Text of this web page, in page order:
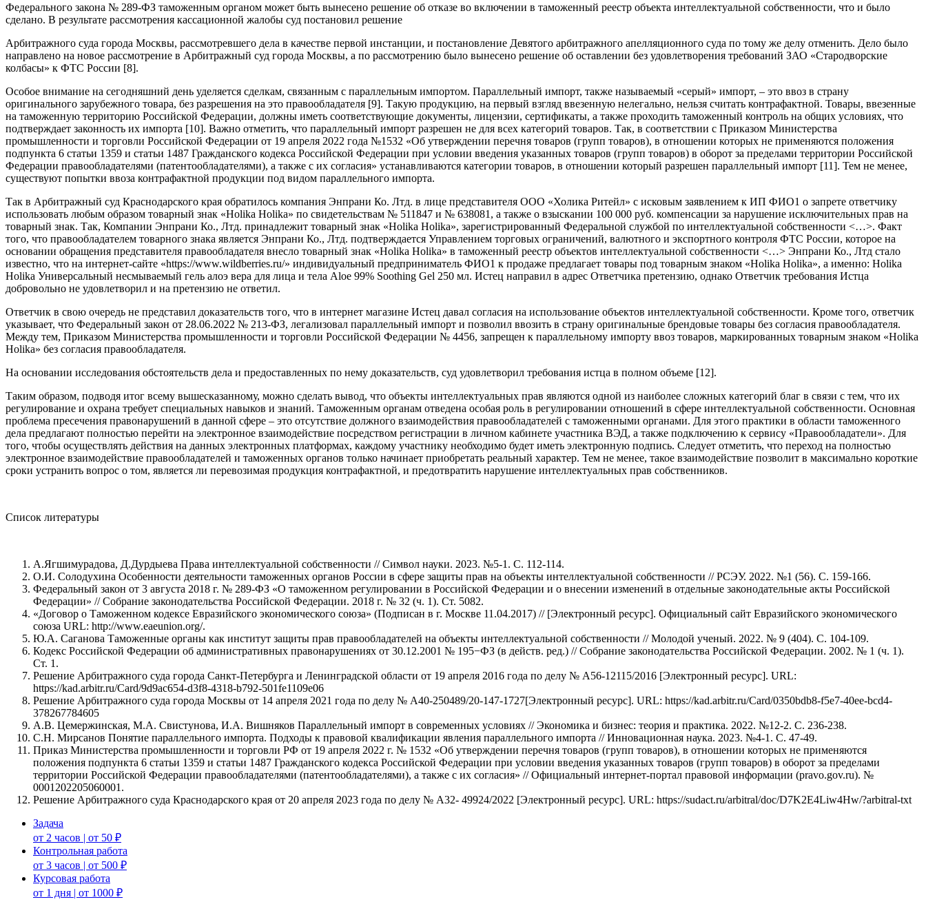
Федерального закона № 289-ФЗ таможенным органом может быть вынесено решение об отказе во включении в таможенный реестр объекта интеллектуальной собственности, что и было
сделано. В результате рассмотрения кассационной жалобы суд постановил решение
Арбитражного суда города Москвы, рассмотревшего дела в качестве первой инстанции, и постановление Девятого арбитражного апелляционного суда по тому же делу отменить. Дело было
направлено на новое рассмотрение в Арбитражный суд города Москвы, а по рассмотрению было вынесено решение об оставлении без удовлетворения требований ЗАО «Стародворские
колбасы» к ФТС России [8].
Особое внимание на сегодняшний день уделяется сделкам, связанным с параллельным импортом. Параллельный импорт, также называемый «серый» импорт, – это ввоз в страну
оригинального зарубежного товара, без разрешения на это правообладателя [9]. Такую продукцию, на первый взгляд ввезенную нелегально, нельзя считать контрафактной. Товары, ввезенные
на таможенную территорию Российской Федерации, должны иметь соответствующие документы, лицензии, сертификаты, а также проходить таможенный контроль на общих условиях, что
подтверждает законность их импорта [10]. Важно отметить, что параллельный импорт разрешен не для всех категорий товаров. Так, в соответствии с Приказом Министерства
промышленности и торговли Российской Федерации от 19 апреля 2022 года №1532 «Об утверждении перечня товаров (групп товаров), в отношении которых не применяются положения
подпункта 6 статьи 1359 и статьи 1487 Гражданского кодекса Российской Федерации при условии введения указанных товаров (групп товаров) в оборот за пределами территории Российской
Федерации правообладателями (патентообладателями), а также с их согласия» устанавливаются категории товаров, в отношении который разрешен параллельный импорт [11]. Тем не менее,
существуют попытки ввоза контрафактной продукции под видом параллельного импорта.
Так в Арбитражный суд Краснодарского края обратилось компания Энпрани Ко. Лтд. в лице представителя ООО «Холика Ритейл» с исковым заявлением к ИП ФИО1 о запрете ответчику
использовать любым образом товарный знак «Holika Holika» по свидетельствам № 511847 и № 638081, а также о взыскании 100 000 руб. компенсации за нарушение исключительных прав на
товарный знак. Так, Компании Энпрани Ко., Лтд. принадлежит товарный знак «Holika Holika», зарегистрированный Федеральной службой по интеллектуальной собственности <…>. Факт
того, что правообладателем товарного знака является Энпрани Ко., Лтд. подтверждается Управлением торговых ограничений, валютного и экспортного контроля ФТС России, которое на
основании обращения представителя правообладателя внесло товарный знак «Holika Holika» в таможенный реестр объектов интеллектуальной собственности <…> Энпрани Ко., Лтд стало
известно, что на интернет-сайте «https://www.wildberries.ru/» индивидуальный предприниматель ФИО1 к продаже предлагает товары под товарным знаком «Holika Holika», а именно: Holika
Holika Универсальный несмываемый гель алоэ вера для лица и тела Aloe 99% Soothing Gel 250 мл. Истец направил в адрес Ответчика претензию, однако Ответчик требования Истца
добровольно не удовлетворил и на претензию не ответил.
Ответчик в свою очередь не представил доказательств того, что в интернет магазине Истец давал согласия на использование объектов интеллектуальной собственности. Кроме того, ответчик
указывает, что Федеральный закон от 28.06.2022 № 213-ФЗ, легализовал параллельный импорт и позволил ввозить в страну оригинальные брендовые товары без согласия правообладателя.
Между тем, Приказом Министерства промышленности и торговли Российской Федерации № 4456, запрещен к параллельному импорту ввоз товаров, маркированных товарным знаком «Holika
Holika» без согласия правообладателя.
На основании исследования обстоятельств дела и предоставленных по нему доказательств, суд удовлетворил требования истца в полном объеме [12].
Таким образом, подводя итог всему вышесказанному, можно сделать вывод, что объекты интеллектуальных прав являются одной из наиболее сложных категорий благ в связи с тем, что их
регулирование и охрана требует специальных навыков и знаний. Таможенным органам отведена особая роль в регулировании отношений в сфере интеллектуальной собственности. Основная
проблема пресечения правонарушений в данной сфере – это отсутствие должного взаимодействия правообладателей с таможенными органами. Для этого практики в области таможенного
дела предлагают полностью перейти на электронное взаимодействие посредством регистрации в личном кабинете участника ВЭД, а также подключению к сервису «Правообладатели». Для
того, чтобы осуществлять действия на данных электронных платформах, каждому участнику необходимо будет иметь электронную подпись. Следует отметить, что переход на полностью
электронное взаимодействие правообладателей и таможенных органов только начинает приобретать реальный характер. Тем не менее, такое взаимодействие позволит в максимально короткие
сроки устранить вопрос о том, является ли перевозимая продукция контрафактной, и предотвратить нарушение интеллектуальных прав собственников.
Список литературы
А.Ягшимурадова, Д.Дурдыева Права интеллектуальной собственности // Символ науки. 2023. №5-1. С. 112-114.
О.И. Солодухина Особенности деятельности таможенных органов России в сфере защиты прав на объекты интеллектуальной собственности // РСЭУ. 2022. №1 (56). С. 159-166.
Федеральный закон от 3 августа 2018 г. № 289-ФЗ «О таможенном регулировании в Российской Федерации и о внесении изменений в отдельные законодательные акты Российской
Федерации» // Собрание законодательства Российской Федерации. 2018 г. № 32 (ч. 1). Ст. 5082.
«Договор о Таможенном кодексе Евразийского экономического союза» (Подписан в г. Москве 11.04.2017) // [Электронный ресурс]. Официальный сайт Евразийского экономического
союза URL: http://www.eaeunion.org/.
Ю.А. Саганова Таможенные органы как институт защиты прав правообладателей на объекты интеллектуальной собственности // Молодой ученый. 2022. № 9 (404). С. 104-109.
Кодекс Российской Федерации об административных правонарушениях от 30.12.2001 № 195−ФЗ (в действ. ред.) // Собрание законодательства Российской Федерации. 2002. № 1 (ч. 1).
Ст. 1.
Решение Арбитражного суда города Санкт-Петербурга и Ленинградской области от 19 апреля 2016 года по делу № А56-12115/2016 [Электронный ресурс]. URL:
https://kad.arbitr.ru/Card/9d9ac654-d3f8-4318-b792-501fe1109e06
Решение Арбитражного суда города Москвы от 14 апреля 2021 года по делу № А40-250489/20-147-1727[Электронный ресурс]. URL: https://kad.arbitr.ru/Card/0350bdb8-f5e7-40ee-bcd4-
378267784605
А.В. Цемержинская, М.А. Свистунова, И.А. Вишняков Параллельный импорт в современных условиях // Экономика и бизнес: теория и практика. 2022. №12-2. С. 236-238.
С.Н. Мирсанов Понятие параллельного импорта. Подходы к правовой квалификации явления параллельного импорта // Инновационная наука. 2023. №4-1. С. 47-49.
Приказ Министерства промышленности и торговли РФ от 19 апреля 2022 г. № 1532 «Об утверждении перечня товаров (групп товаров), в отношении которых не применяются
положения подпункта 6 статьи 1359 и статьи 1487 Гражданского кодекса Российской Федерации при условии введения указанных товаров (групп товаров) в оборот за пределами
территории Российской Федерации правообладателями (патентообладателями), а также с их согласия» // Официальный интернет-портал правовой информации (pravo.gov.ru). №
0001202205060001.
Решение Арбитражного суда Краснодарского края от 20 апреля 2023 года по делу № А32- 49924/2022 [Электронный ресурс]. URL: https://sudact.ru/arbitral/doc/D7K2E4Liw4Hw/?arbitral-txt
Задача
от 2 часов | от 50 ₽
Контрольная работа
от 3 часов | от 500 ₽
Курсовая работа
от 1 дня | от 1000 ₽